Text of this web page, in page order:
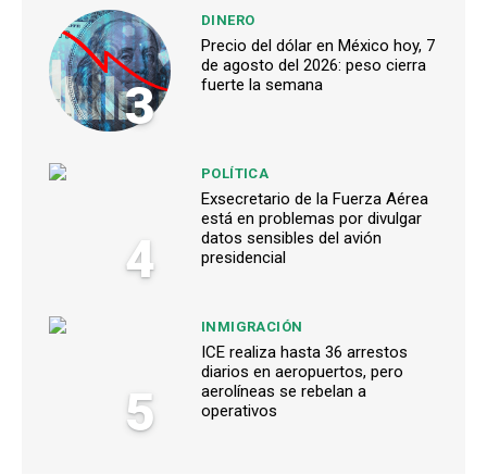
3
DINERO
Precio del dólar en México hoy, 7
de agosto del 2026: peso cierra
fuerte la semana
4
POLÍTICA
Exsecretario de la Fuerza Aérea
está en problemas por divulgar
datos sensibles del avión
presidencial
5
INMIGRACIÓN
ICE realiza hasta 36 arrestos
diarios en aeropuertos, pero
aerolíneas se rebelan a
operativos